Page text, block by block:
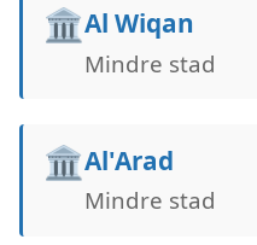
🏛️Al Wiqan
Mindre stad
🏛️Al'Arad
Mindre stad